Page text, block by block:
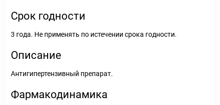
Срок годности
3 года. Не применять по истечении срока годности.
Описание
Антигипертензивный препарат.
Фармакодинамика